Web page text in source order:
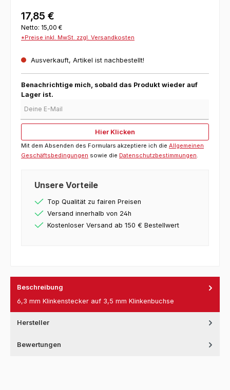
17,85 €
Netto: 15,00 €
*Preise inkl. MwSt. zzgl. Versandkosten
Ausverkauft, Artikel ist nachbestellt!
Benachrichtige mich, sobald das Produkt wieder auf
Lager ist.
Hier Klicken
Mit dem Absenden des Formulars akzeptiere ich die Allgemeinen
Geschäftsbedingungen sowie die Datenschutzbestimmungen
Unsere Vorteile
Top Qualität zu fairen Preisen
Versand innerhalb von 24h
Kostenloser Versand ab 150 € Bestellwert
Beschreibung
6,3 mm Klinkenstecker auf 3,5 mm Klinkenbuchse
Hersteller
Bewertungen